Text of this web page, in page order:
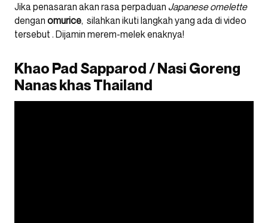
Jika penasaran akan rasa perpaduan Japanese omelette
dengan omurice, silahkan ikuti langkah yang ada di video
tersebut . Dijamin merem-melek enaknya!
Khao Pad Sapparod / Nasi Goreng
Nanas khas Thailand